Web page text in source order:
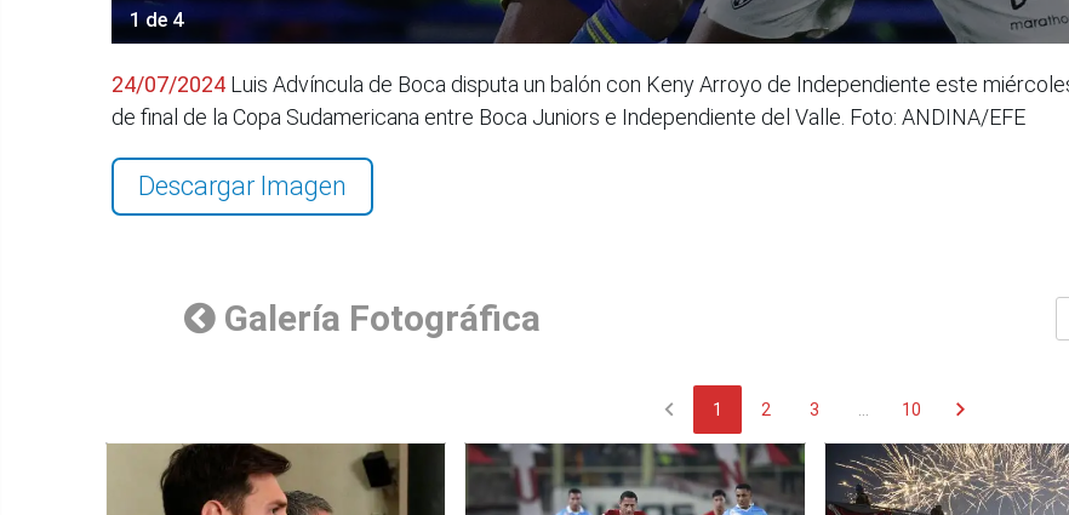
1 de 4
24/07/2024 Luis Advíncula de Boca disputa un balón con Keny Arroyo de Independiente este
de final de la Copa Sudamericana entre Boca Juniors e Independiente del Valle. Foto: ANDINA/EFE
Descargar Imagen
Galería Fotográfica
chevron_left 1 2 3 10 chevron_right